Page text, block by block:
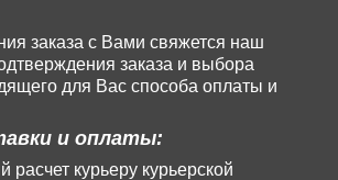
заказа с Вами свяжется наш
заказа и выбора
для Вас способа оплаты и
и оплаты:
расчет курьеру курьерской